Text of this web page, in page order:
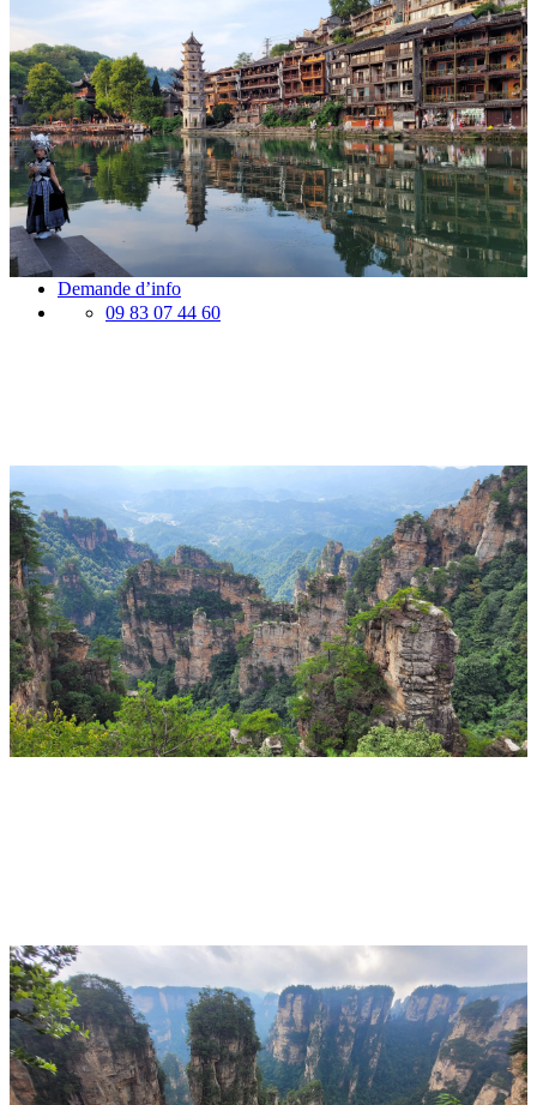
Obtention Visa Voyage Chine
Comment communiquer depuis la Chine ?
Maîtrisez les mots essentiels
Transports en Chine
Vols directs vers la Chine
Voyager en train
Voyager en Chine avec votre drone
Vaccins pour votre voyage en Chine
Mal des montagnes
Demande d’info
09 83 07 44 60